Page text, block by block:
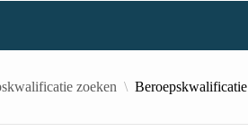
zoeken Beroepskwalificatie